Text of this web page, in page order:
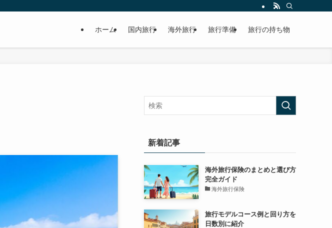
ホーム 国内旅行 海外旅行 旅行準備 旅行の持ち物
新着記事
海外旅行保険のまとめと選び方
完全ガイド
海外旅行保険
旅行モデルコース例と回り方を
日数別に紹介